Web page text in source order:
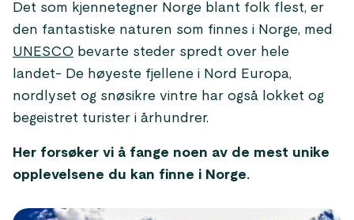
Det som kjennetegner Norge blant folk flest, er
den fantastiske naturen som finnes i Norge, med
UNESCO bevarte steder spredt over hele
landet- De høyeste fjellene i Nord Europa,
nordlyset og snøsikre vintre har også lokket og
begeistret turister i århundrer.
Her forsøker vi å fange noen av de mest unike
opplevelsene du kan finne i Norge.